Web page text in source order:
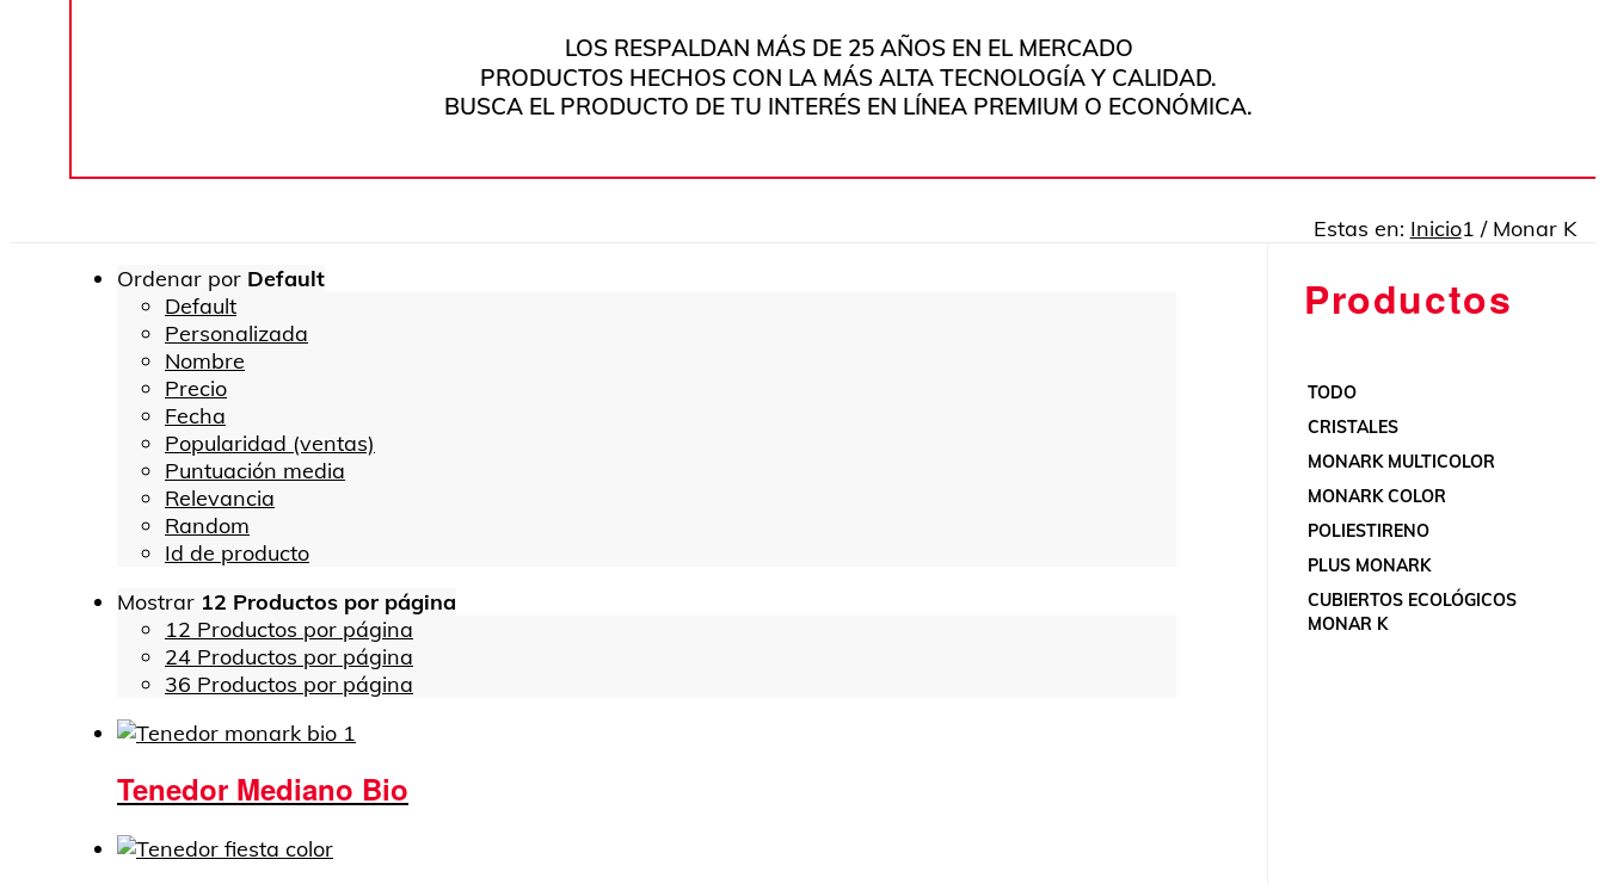
LOS RESPALDAN MÁS DE 25 AÑOS EN EL MERCADO
PRODUCTOS HECHOS CON LA MÁS ALTA TECNOLOGÍA Y CALIDAD.
BUSCA EL PRODUCTO DE TU INTERÉS EN LÍNEA PREMIUM O ECONÓMICA.
Estas en: Inicio1 / Monar K
Ordenar por Default
Default
Personalizada
Nombre
Precio
Fecha
Popularidad (ventas)
Puntuación media
Relevancia
Random
Id de producto
Mostrar 12 Productos por página
12 Productos por página
24 Productos por página
36 Productos por página
Tenedor Mediano Bio
Productos
TODO
CRISTALES
MONARK MULTICOLOR
MONARK COLOR
POLIESTIRENO
PLUS MONARK
CUBIERTOS ECOLÓGICOS
MONAR K